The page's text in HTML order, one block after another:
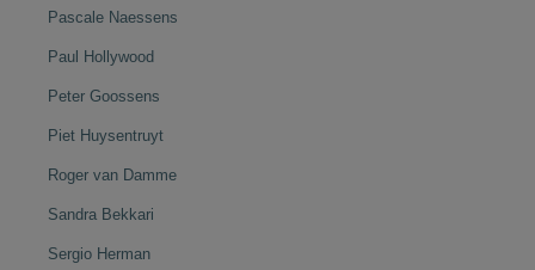
Pascale Naessens
Paul Hollywood
Peter Goossens
Piet Huysentruyt
Roger van Damme
Sandra Bekkari
Sergio Herman